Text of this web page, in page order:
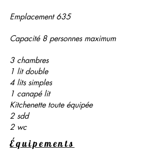
Emplacement 635
Capacité 8 personnes maximum
3 chambres
1 lit double
4 lits simples
1 canapé lit
Kitchenette toute équipée
2 sdd
2 wc
Équipements